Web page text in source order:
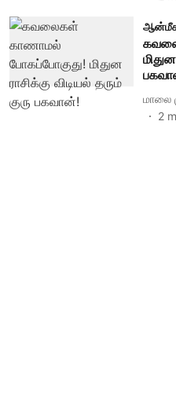
மாலை
2